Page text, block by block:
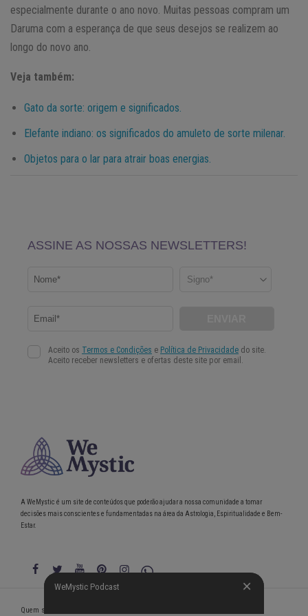
especialmente durante o ano novo. Muitas pessoas compram um
Daruma com a esperança de que seus desejos se realizem ao
longo do novo ano.
Veja também:
Gato da sorte: origem e significados.
Elefante indiano: os significados do amuleto de sorte milenar.
Objetos para o lar para atrair boas energias.
WeMystic Podcast
A WeMystic é um site de conteúdos que poderão ajudar a nossa comunidade a tomar
decisões mais conscientes e fundamentadas na área da Astrologia, Espiritualidade e Bem-
Estar.
WeMystic Podcast
Quem somos